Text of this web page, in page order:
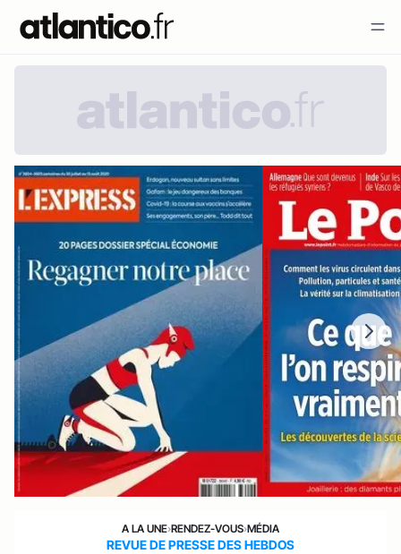
A LA UNE›RENDEZ-VOUS›MÉDIA
REVUE DE PRESSE DES HEBDOS